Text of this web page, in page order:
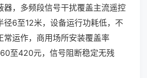
器，多频段信号干扰覆盖主流遥控
径6至12米，设备运行功耗低，不
常运作，商用场所安装覆盖率
至420元，信号阻断稳定无残